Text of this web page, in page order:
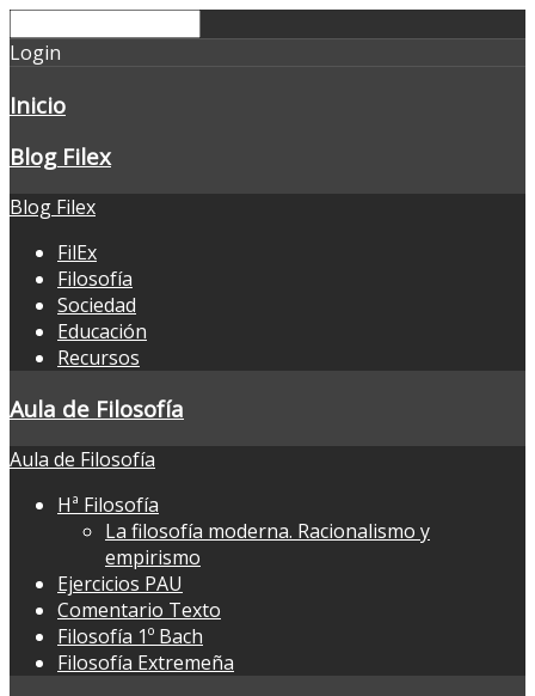
Login
Inicio
Blog Filex
Blog Filex
FilEx
Filosofía
Sociedad
Educación
Recursos
Aula de Filosofía
Aula de Filosofía
Hª Filosofía
La filosofía moderna. Racionalismo y
empirismo
Ejercicios PAU
Comentario Texto
Filosofía 1º Bach
Filosofía Extremeña